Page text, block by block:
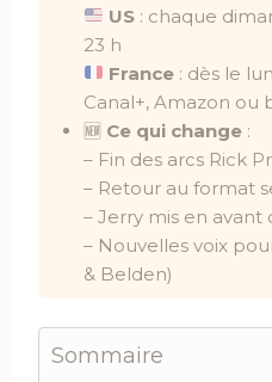
US : chaque
23 h
France : dès le
Canal+, Amazon ou
🆕 Ce qui change :
– Fin des arcs Rick
– Retour au format
– Jerry mis en avant
– Nouvelles voix
& Belden)
Sommaire